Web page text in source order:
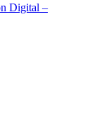
Digital –